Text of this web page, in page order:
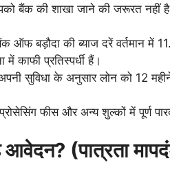
बैंक की शाखा जाने की जरूरत नहीं
ऑफ बड़ौदा की ब्याज दरें वर्तमान में
में काफी प्रतिस्पर्धी हैं।
सुविधा के अनुसार लोन को 12
फीस और अन्य शुल्कों में पूर्ण
(पात्रता